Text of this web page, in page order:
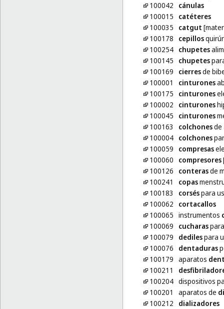
100042
cánulas
100015
catéteres
100035
catgut
100178
cepillos
100254 chupetes
100145
chupetes
100169
cierresde
100001
cinturones
100175
cinturones
100002
cinturones
100045
cinturones
100163
colchonesde
100004 colchones
100059
compresas
100060
compresores
100126
conterasde
100241
copas
100183
corséspara
100062
cortacallos
100065 instrumentos
100069
cucharas
100079
dedilespara
100076
dentaduras
100179 aparatos
100211
100204 dispositivos
100201
aparatos de
100212
dializadores